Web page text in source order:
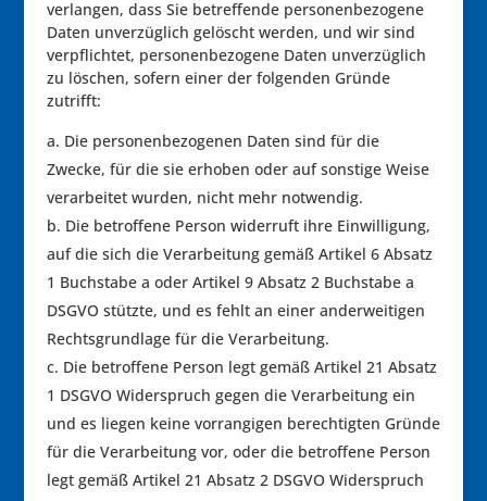
verlangen, dass Sie betreffende personenbezogene
Daten unverzüglich gelöscht werden, und wir sind
verpflichtet, personenbezogene Daten unverzüglich
zu löschen, sofern einer der folgenden Gründe
zutrifft:
Die personenbezogenen Daten sind für die
Zwecke, für die sie erhoben oder auf sonstige Weise
verarbeitet wurden, nicht mehr notwendig.
Die betroffene Person widerruft ihre Einwilligung,
auf die sich die Verarbeitung gemäß Artikel 6 Absatz
1 Buchstabe a oder Artikel 9 Absatz 2 Buchstabe a
DSGVO stützte, und es fehlt an einer anderweitigen
Rechtsgrundlage für die Verarbeitung.
Die betroffene Person legt gemäß Artikel 21 Absatz
1 DSGVO Widerspruch gegen die Verarbeitung ein
und es liegen keine vorrangigen berechtigten Gründe
für die Verarbeitung vor, oder die betroffene Person
legt gemäß Artikel 21 Absatz 2 DSGVO Widerspruch